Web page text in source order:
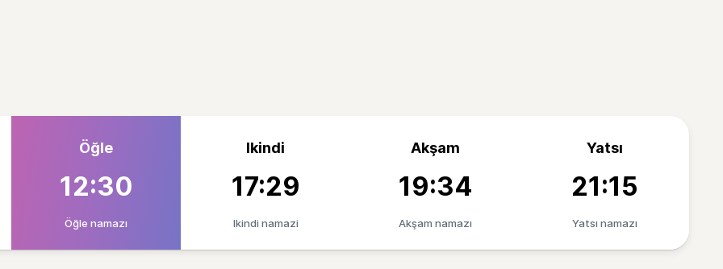
Öğle
12:30
Öğle namazı
Ikindi
17:29
Ikindi namazi
Akşam
19:34
Akşam namazı
Yatsı
21:15
Yatsı namazı